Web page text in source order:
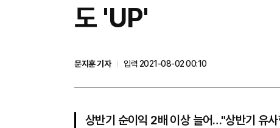
도 'UP'
문지훈 기자
입력 2021-08-02 00:10
상반기 순이익 2배 이상 늘어…"상반기 유